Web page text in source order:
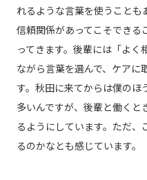
れるような言葉を使うこと
信頼関係があってこそできる
ってきます。後輩には「よく
ながら言葉を選んで、ケアに
す。秋田に来てからは僕のほ
多いんですが、後輩と働く
るようにしています。ただ
るのかなとも感じています。